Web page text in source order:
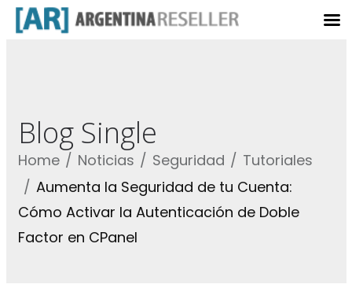
Blog Single
Home Noticias Seguridad
Tutoriales
Aumenta la Seguridad de tu Cuenta:
Cómo Activar la Autenticación de Doble
Factor en CPanel